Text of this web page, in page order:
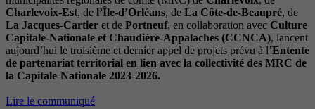
Charlevoix-Est, de l’Île-d’Orléans, de La Côte-de-Beaupré, de
La Jacques-Cartier et de Portneuf, en collaboration avec Culture
Capitale-Nationale et Chaudière-Appalaches (CCNCA), lancent
aujourd’hui le troisième et dernier appel de projets prévu à l’Entente
de partenariat territorial en lien avec la collectivité des MRC de
la Capitale-Nationale 2023-2026.
Lire le communiqué